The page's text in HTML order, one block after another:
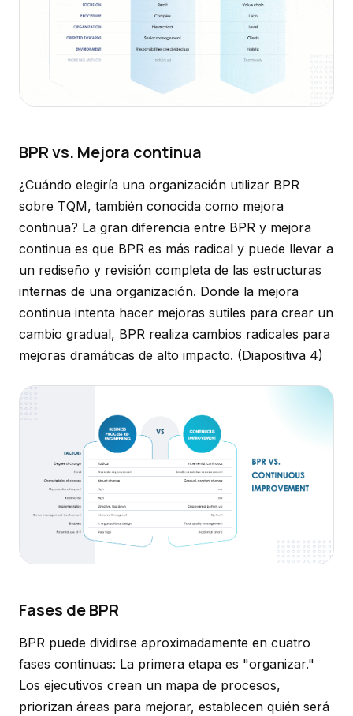
BPR vs. Mejora continua
¿Cuándo elegiría una organización utilizar BPR
sobre TQM, también conocida como mejora
continua? La gran diferencia entre BPR y mejora
continua es que BPR es más radical y puede llevar a
un rediseño y revisión completa de las estructuras
internas de una organización. Donde la mejora
continua intenta hacer mejoras sutiles para crear un
cambio gradual, BPR realiza cambios radicales para
mejoras dramáticas de alto impacto. (Diapositiva 4)
Fases de BPR
BPR puede dividirse aproximadamente en cuatro
fases continuas: La primera etapa es "organizar."
Los ejecutivos crean un mapa de procesos,
priorizan áreas para mejorar, establecen quién será